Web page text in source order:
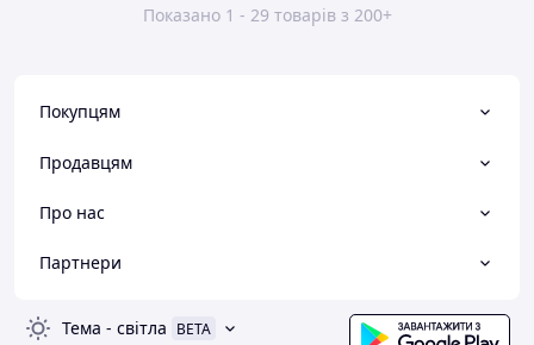
Показано 1 - 29 товарів з 200+
Покупцям
Продавцям
Про нас
Партнери
Тема - світла BETA